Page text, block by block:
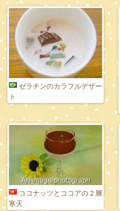
ゼラチンのカラフルデザー
ト
ココナッツとココアの２層
寒天